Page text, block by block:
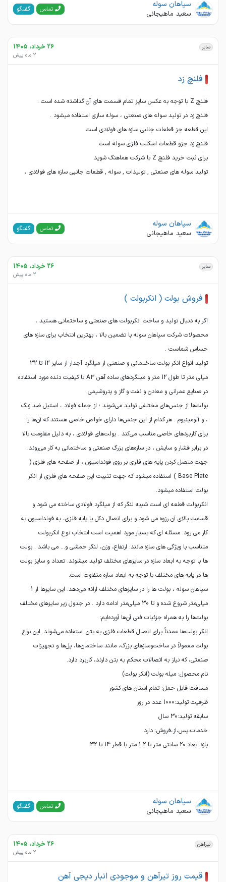
سپاهان سوله
سعید ماهیجانی تماس گفتگو
سایر 26 خرداد، 1405
2 ماه پیش
فلنچ زد
تولید سوله های صنعتی , تولیدات , سوله , قطعات جانبی سازه های فولادی ،
سپاهان سوله
سعید ماهیجانی تماس گفتگو
سایر 26 خرداد، 1405
2 ماه پیش
فروش بولت ( انکربولت )
اگر به دنبال تولید و ساخت انکربولت های صنعتی و ساختمانی هستید ،
محصولات شرکت سپاهان سوله با تضمین بالا ، بهترین انتخاب برای سازه های
تولید انواع انکر بولت ساختمانی و صنعتی از میلگرد آجدار از سایز 12 تا 32
میلی متر تا طول 12 متر و میلگردهای ساده آهن A3 با کیفیت دنده مورد استفاده
بولت‌ها از جنس‌های مختلفی تولید می‌شوند ؛ از جمله فولاد ، استیل ضد زنگ
، و آلومینیوم . هر کدام از این جنس‌ها دارای خواص خاصی هستند که آن‌ها را
برای کاربردهای خاصی مناسب می‌کند . بولت‌های فولادی ، به دلیل مقاومت بالا
جهت متصل کردن پایه های فلزی بر روی فونداسیون ، از صفحه های فلزی (
Base Plate ) استفاده میشود که جهت تثبیت این صفحه های فلزی از انکر
انکربولت قطعه ای است شبیه لنگر که از میلگرد فولادی ساخته می شود و
قسمت بالای آن رزوه می شود و برای اتصال دکل یا پایه فلزی، به فونداسیون به
کار می رود. مسئله ای که بسیار مورد اهمیت است انتخاب نوع انکربولت
متناسب با ویژگی های سازه مانند: ارتفاع، وزن، لنگر خمشی و… می باشد . بولت
ها با توجه به ابعاد سازه در سایزهای مختلف تولید میشوند. تعداد و سایز بولت
سپاهان سوله ، بولت ها را در سایزهای مختلف ارائه می‌دهد. این سایزها از 1
میلی‌متر شروع شده و تا 30 میلی‌متر ادامه دارد . در جدول زیر سایزهای مختلف
انکر بولت‌ها عمدتاً برای اتصال قطعات فلزی به بتن استفاده می‌شوند. این نوع
بولت معمولاً در ساخت‌وسازهای بزرگ، مانند ساختمان‌ها، پل‌ها و تجهیزات
بازه ابعاد:20 سانتی متر تا 2 1 متر با قطر 14 تا 32
سپاهان سوله
سعید ماهیجانی تماس گفتگو
تیرآهن 26 خرداد، 1405
2 ماه پیش
قیمت روز تیرآهن و موجودی انبار دیجی آهن